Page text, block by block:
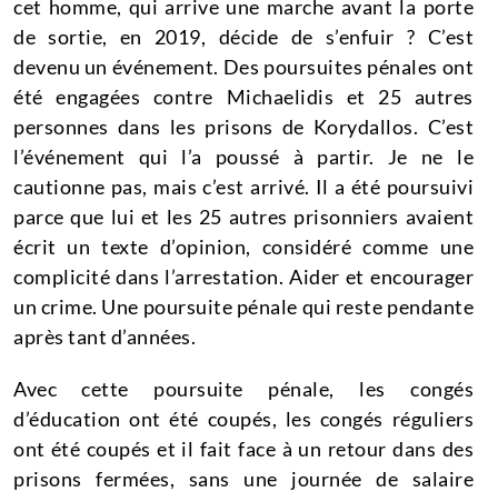
cet homme, qui arrive une marche avant la porte
de sortie, en 2019, décide de s’enfuir ? C’est
devenu un événement. Des poursuites pénales ont
été engagées contre Michaelidis et 25 autres
personnes dans les prisons de Korydallos. C’est
l’événement qui l’a poussé à partir. Je ne le
cautionne pas, mais c’est arrivé. Il a été poursuivi
parce que lui et les 25 autres prisonniers avaient
écrit un texte d’opinion, considéré comme une
complicité dans l’arrestation.Aider et encourager
un crime. Une poursuite pénale qui reste pendante
après tant d’années.
Avec cette poursuite pénale, les congés
d’éducation ont été coupés, les congés réguliers
ont été coupés et il fait face à un retour dans des
prisons fermées, sans une journée de salaire